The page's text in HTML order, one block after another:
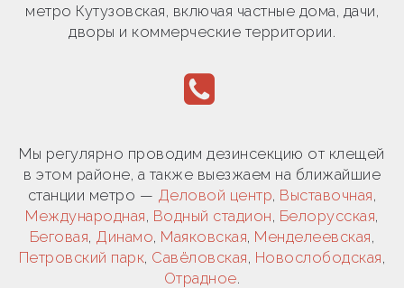
метро Кутузовская, включая частные дома, дачи,
дворы и коммерческие территории.
Мы регулярно проводим дезинсекцию от клещей
в этом районе, а также выезжаем на ближайшие
станции метро — Деловой центр, Выставочная,
Международная, Водный стадион, Белорусская,
Беговая, Динамо, Маяковская, Менделеевская,
Петровский парк, Савёловская, Новослободская,
Отрадное.